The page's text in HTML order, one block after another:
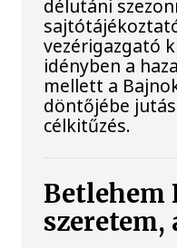
délutáni
vezérigazgató
idényben a
mellett a
döntőjébe
célkitűzés.
Betlehem